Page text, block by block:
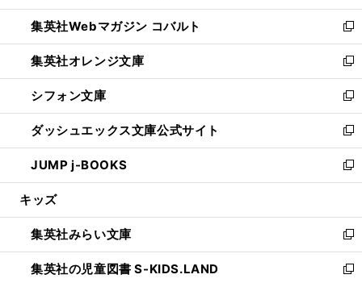
開
く
ウ
で
開
く
ン
ド
ウ
で
開
く
ウ
ィ
ン
ド
ウ
で
開
く
集英社Webマガジン コバルト
新
し
い
ウ
ィ
ン
ド
ウ
で
開
集英社オレンジ文庫
新
し
い
ウ
ィ
ン
ド
ウ
開
く
シフォン文庫
新
し
い
ウ
ィ
ン
ウ
で
開
く
ダッシュエックス文庫公式サイト
新
し
い
ウ
ン
ド
ウ
で
JUMP j-BOOKS
新
し
ウ
ィ
ン
ド
キッズ
集英社みらい文庫
新
し
い
集英社の児童図書 S-KIDS.LAND
新